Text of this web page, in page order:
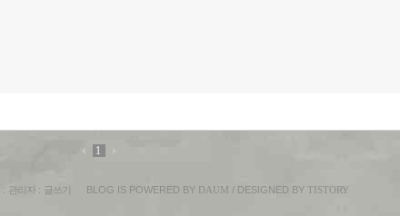
1
: 관리자: 글쓰기 BLOG IS POWERED BY DAUM / DESIGNED BY TISTORY